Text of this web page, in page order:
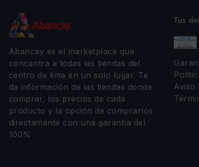
Abancay es el marketplace que
concentra a todas las tiendas del
centro de lima en un solo lugar. Te
da información de las tiendas donde
comprar, los precios de cada
producto y la opción de comprarlos
directamente con una garantía del
100%
Tus
Aviso